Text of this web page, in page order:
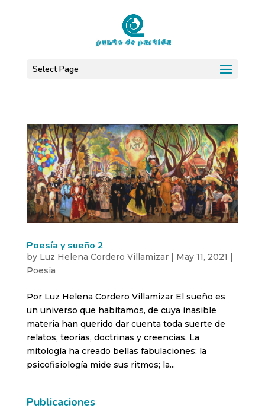
Select Page
Poesía y sueño 2
by Luz Helena Cordero Villamizar| May 11, 2021 |
Poesía
Por Luz Helena Cordero Villamizar El sueño es
un universo que habitamos, de cuya inasible
materia han querido dar cuenta toda suerte de
relatos, teorías, doctrinas y creencias. La
mitología ha creado bellas fabulaciones; la
psicofisiología mide sus ritmos; la...
Publicaciones